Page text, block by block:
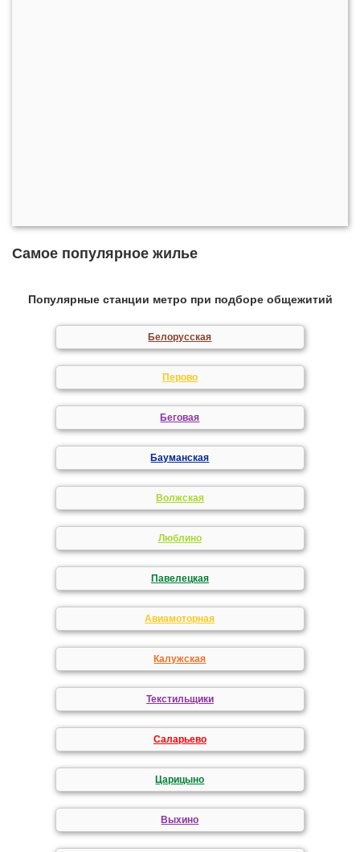
Самое популярное жилье
Популярные станции метро при подборе общежитий
Белорусская
Перово
Беговая
Бауманская
Волжская
Люблино
Павелецкая
Авиамоторная
Калужская
Текстильщики
Саларьево
Царицыно
Выхино